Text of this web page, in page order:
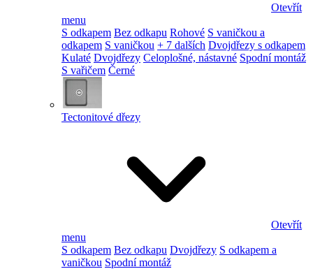
Otevřít
menu
S odkapem Bez odkapu Rohové S vaničkou a
odkapem S vaničkou + 7 dalších Dvojdřezy s odkapem
Kulaté Dvojdřezy Celoplošné, nástavné Spodní montáž
S vařičem Černé
Tectonitové dřezy
Otevřít
menu
S odkapem Bez odkapu Dvojdřezy S odkapem a
vaničkou Spodní montáž